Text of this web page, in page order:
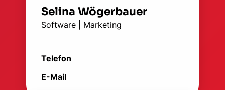
Selina Wögerbauer
Software | Marketing
Telefon
E-Mail